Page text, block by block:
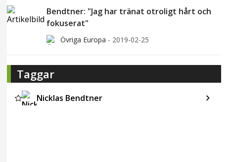
Bendtner: "Jag har tränat otroligt hårt och
fokuserat"
Övriga Europa - 2019-02-25
Taggar
Nicklas Bendtner